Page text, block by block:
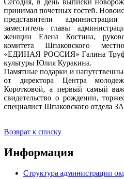
Сегодня, в день выписки
принимал почетных гостей.
представители
заместитель главы
женщин Елена Костина,
комитета Шпаковского
«ЕДИНАЯ РОССИЯ» Галина
культуры Юлия Куракина.
Памятные подарки и
от директора Центра
Коротковой, а первый самый
свидетельство о рождении,
специалист Шпаковского отдела
Возврат к списку
Информация
Структура администрации